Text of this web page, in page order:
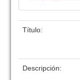
Título:
Descripción: